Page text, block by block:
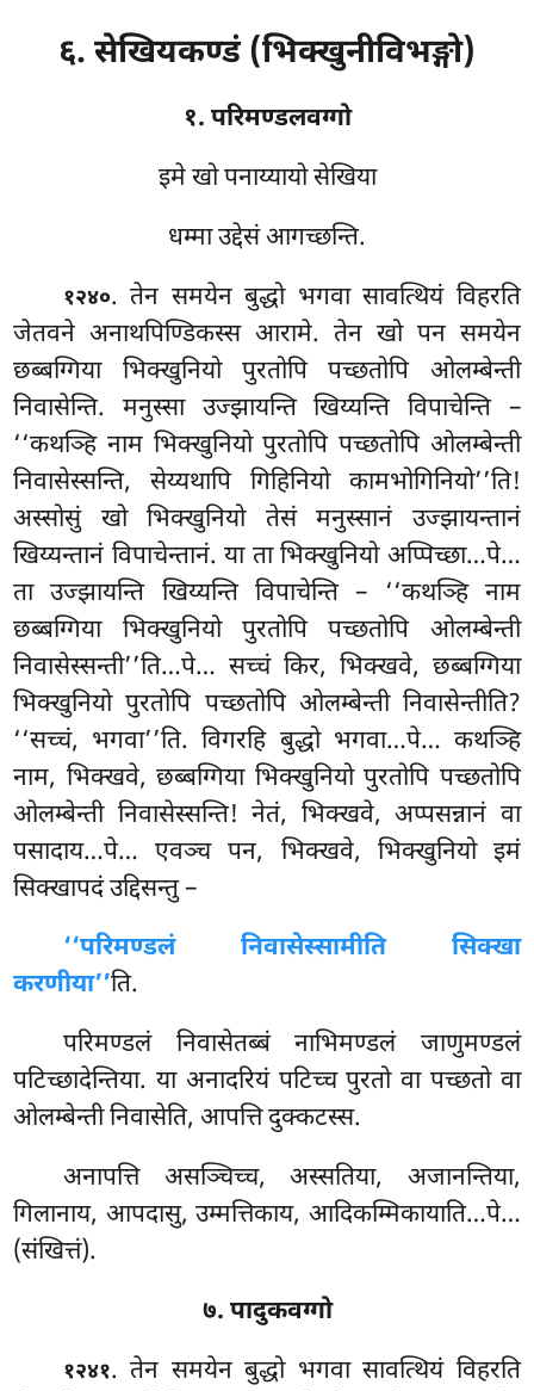
६. सेखियकण्डं (भिक्खुनीविभङ्गो)
१. परिमण्डलवग्गो
इमे खो पनाय्यायो सेखिया
धम्मा उद्देसं आगच्छन्ति.
१२४०. तेन समयेन बुद्धो भगवा सावत्थियं विहरति
जेतवने अनाथपिण्डिकस्स आरामे. तेन खो पन समयेन
छब्बग्गिया भिक्खुनियो पुरतोपि पच्छतोपि ओलम्बेन्ती
निवासेन्ति. मनुस्सा उज्झायन्ति खिय्यन्ति विपाचेन्ति –
‘‘कथञ्हि नाम भिक्खुनियो पुरतोपि पच्छतोपि ओलम्बेन्ती
निवासेस्सन्ति, सेय्यथापि गिहिनियो कामभोगिनियो’’ति!
अस्सोसुं खो भिक्खुनियो तेसं मनुस्सानं उज्झायन्तानं
खिय्यन्तानं विपाचेन्तानं. या ता भिक्खुनियो अप्पिच्छा…पे…
ता उज्झायन्ति खिय्यन्ति विपाचेन्ति – ‘‘कथञ्हि नाम
छब्बग्गिया भिक्खुनियो पुरतोपि पच्छतोपि ओलम्बेन्ती
निवासेस्सन्ती’’ति…पे… सच्चं किर, भिक्खवे, छब्बग्गिया
भिक्खुनियो पुरतोपि पच्छतोपि ओलम्बेन्ती निवासेन्तीति?
‘‘सच्चं, भगवा’’ति. विगरहि बुद्धो भगवा…पे… कथञ्हि
नाम, भिक्खवे, छब्बग्गिया भिक्खुनियो पुरतोपि पच्छतोपि
ओलम्बेन्ती निवासेस्सन्ति! नेतं, भिक्खवे, अप्पसन्नानं वा
पसादाय…पे… एवञ्च पन, भिक्खवे, भिक्खुनियो इमं
सिक्खापदं उद्दिसन्तु –
‘‘परिमण्डलं निवासेस्सामीति सिक्खा
करणीया’’ति.
परिमण्डलं निवासेतब्बं नाभिमण्डलं जाणुमण्डलं
पटिच्छादेन्तिया. या अनादरियं पटिच्च पुरतो वा पच्छतो वा
ओलम्बेन्तीनिवासेति, आपत्ति दुक्कटस्स.
अनापत्ति असञ्चिच्च, अस्सतिया, अजानन्तिया,
गिलानाय, आपदासु, उम्मत्तिकाय, आदिकम्मिकायाति…पे…
(संखित्तं).
७. पादुकवग्गो
१२४१. तेन समयेन बुद्धो भगवा सावत्थियं विहरति